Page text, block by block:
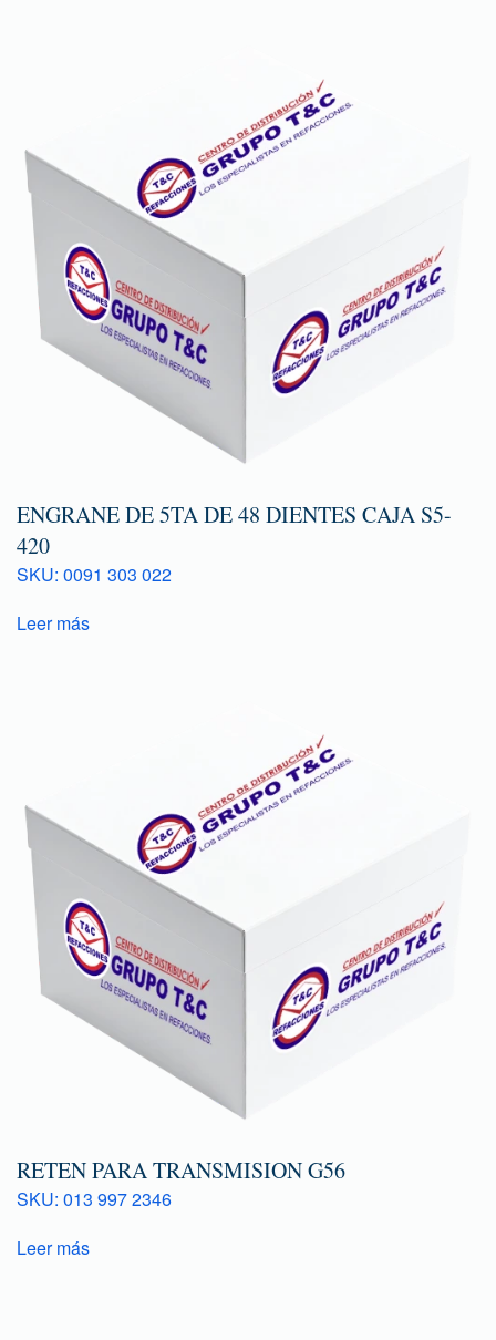
ENGRANE DE 5TA DE 48 DIENTES CAJA S5-
420
SKU: 0091 303 022
Leer más
RETEN PARA TRANSMISION G56
SKU: 013 997 2346
Leer más